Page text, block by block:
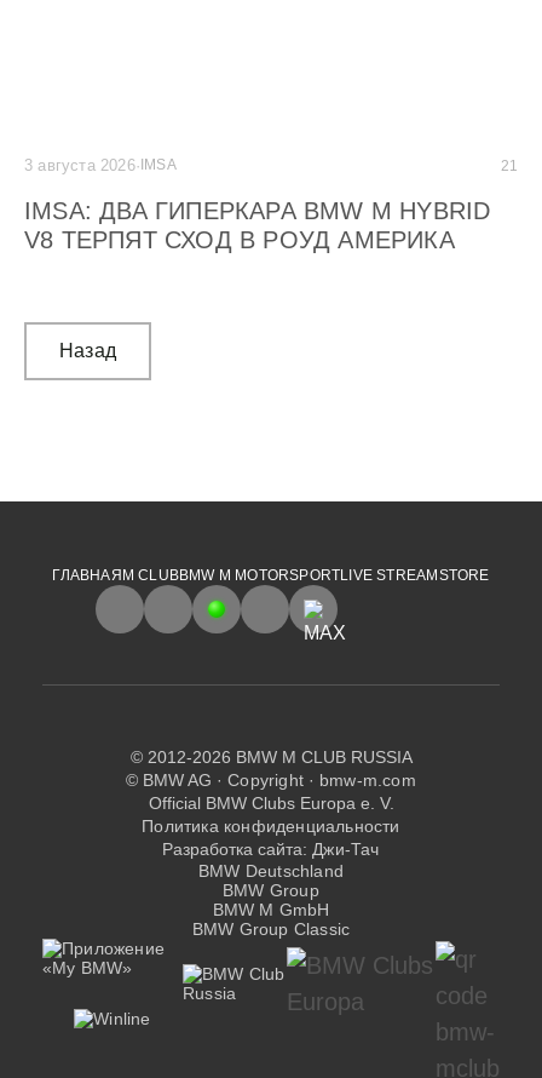
3 августа 2026· IMSA 21
IMSA: ДВА ГИПЕРКАРА BMW M HYBRID
V8 ТЕРПЯТ СХОД В РОУД АМЕРИКА
Назад
ГЛАВНАЯM CLUBBMW M MOTORSPORTLIVE STREAMSTORE
© 2012-2026 BMW M CLUB RUSSIA
© BMW AG ·Copyright · bmw-m.com
Official BMW Clubs Europa e. V.
Политика конфиденциальности
Разработка сайта: Джи-Тач
BMW Deutschland
BMW Group
BMW M GmbH
BMW Group Classic